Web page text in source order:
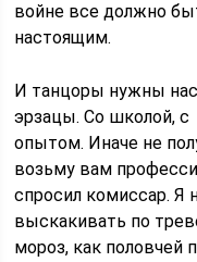
войне все должно
настоящим.
И танцоры нужны
эрзацы. Со школой, с
опытом. Иначе не
возьму вам
спросил комиссар. Я
выскакивать по
мороз, как половчей